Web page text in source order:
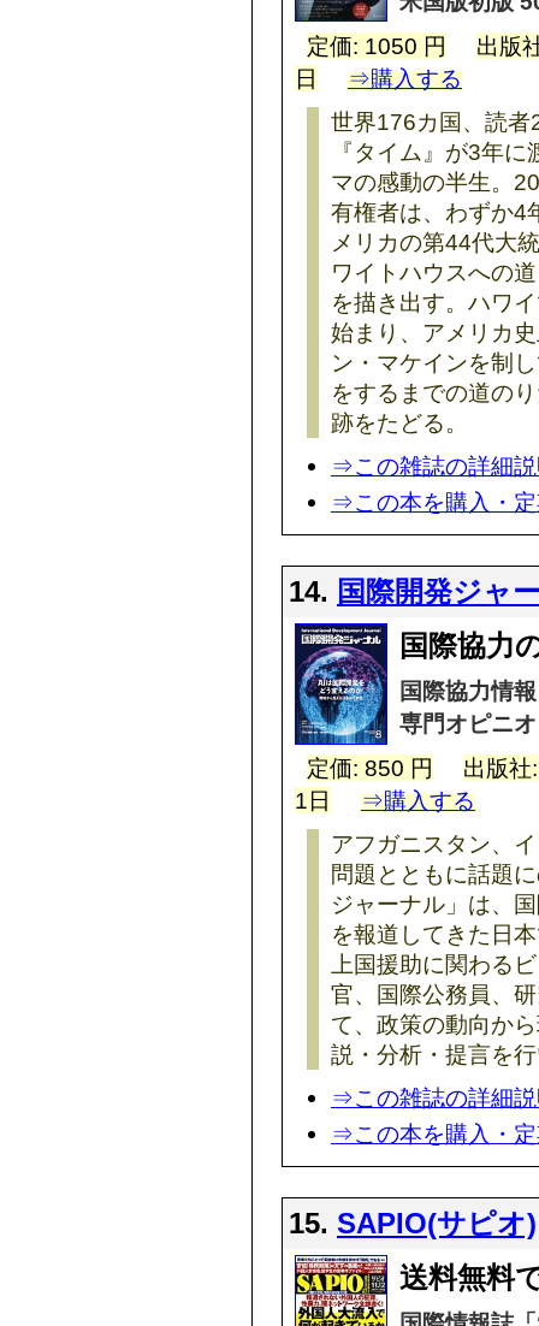
定価: 1050 円
出版
日
⇒購入する
世界176カ国、読
『タイム』が3年
マの感動の半生。
有権者は、わずか4
メリカの第44代大
ワイトハウスへの
を描き出す。ハワ
始まり、アメリカ
ン・マケインを制
をするまでの道の
跡をたどる。
⇒この雑誌の詳細
⇒この本を購入・
14. 国際開発ジャ
国際協力
国際協力情
専門オピニ
定価: 850 円
出版
1日
⇒購入する
アフガニスタン、
問題とともに話題
ジャーナル」は、
を報道してきた日
上国援助に関わる
官、国際公務員、
て、政策の動向か
説・分析・提言を
⇒この雑誌の詳細
⇒この本を購入・
15. SAPIO(サピオ)
送料無料